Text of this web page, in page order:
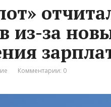
из-за
Комментарии: 0